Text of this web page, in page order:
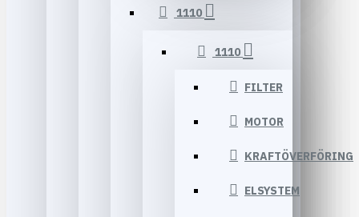
1110
1110
FILTER
MOTOR
KRAFTÖVERFÖRING
ELSYSTEM